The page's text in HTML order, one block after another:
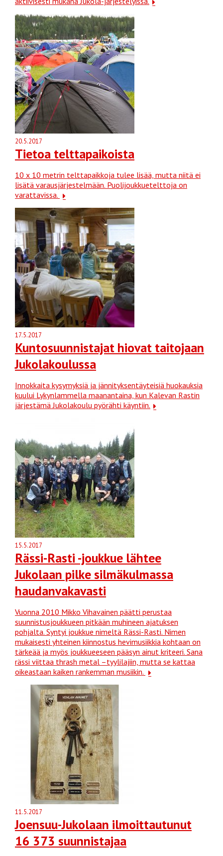
20.5.2017
Tietoa telttapaikoista
10 x 10 metrin telttapaikkoja tulee lisää, mutta niitä ei
lisätä varausjärjestelmään. Puolijoukkuetelttoja on
varattavissa.
17.5.2017
Kuntosuunnistajat hiovat taitojaan
Jukolakoulussa
Innokkaita kysymyksiä ja jännityksentäyteisiä huokauksia
kuului Lykynlammella maanantaina, kun Kalevan Rastin
järjestämä Jukolakoulu pyörähti käyntiin.
15.5.2017
Rässi-Rasti -joukkue lähtee
Jukolaan pilke silmäkulmassa
haudanvakavasti
Vuonna 2010 Mikko Vihavainen päätti perustaa
suunnistusjoukkueen pitkään muhineen ajatuksen
pohjalta. Syntyi joukkue nimeltä Rässi-Rasti. Nimen
mukaisesti yhteinen kiinnostus hevimusiikkia kohtaan on
tärkeää ja myös joukkueeseen pääsyn ainut kriteeri. Sana
rässi viittaa thrash metal –tyylilajiin, mutta se kattaa
oikeastaan kaiken rankemman musiikin.
11.5.2017
Joensuu-Jukolaan ilmoittautunut
16 373 suunnistajaa